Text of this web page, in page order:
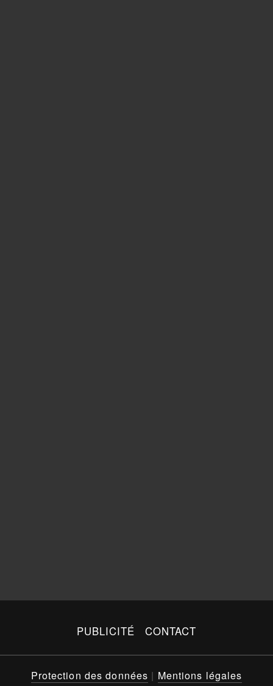
PUBLICITÉ CONTACT
Protection des données | Mentions légales